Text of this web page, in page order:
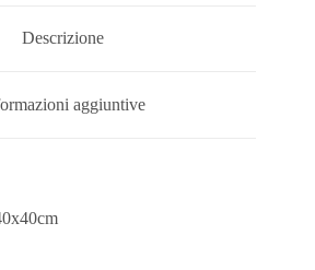
Descrizione
aggiuntive